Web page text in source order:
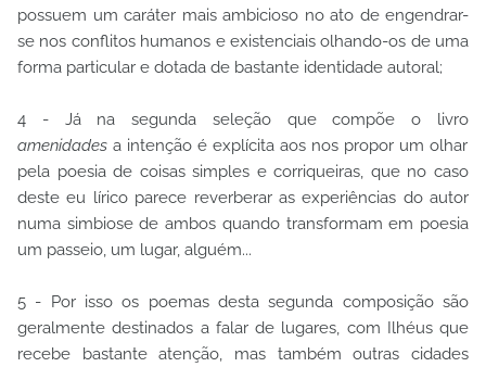
possuem um caráter mais ambicioso no ato de engendrar-
se nos conflitos humanos e existenciais olhando-os de uma
forma particular e dotada de bastante identidade autoral;
4 - Já na segunda seleção que compõe o livro
amenidades a intenção é explícita aos nos propor um olhar
pela poesia de coisas simples e corriqueiras, que no caso
deste eu lírico parece reverberar as experiências do autor
numa simbiose de ambos quando transformam em poesia
um passeio, um lugar, alguém...
5 - Por isso os poemas desta segunda composição são
geralmente destinados a falar de lugares, com Ilhéus que
recebe bastante atenção, mas também outras cidades